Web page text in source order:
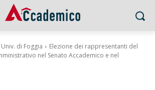
Univ. di Foggia
Elezione dei rappresentanti del
nel Senato Accademico e nel